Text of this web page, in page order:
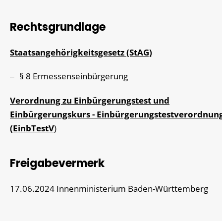
Rechtsgrundlage
Staatsangehörigkeitsgesetz (StAG)
§ 8 Ermessenseinbürgerung
Verordnung zu Einbürgerungstest und
Einbürgerungskurs -
(EinbTestV)
Freigabevermerk
17.06.2024 Innenministerium Baden-Württemberg